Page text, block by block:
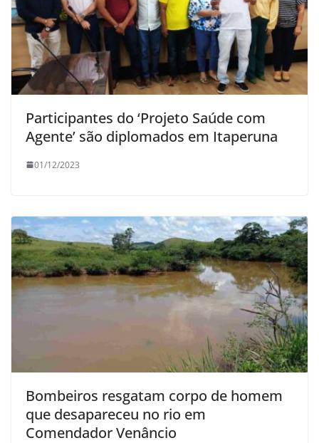
Participantes do ‘Projeto Saúde com
Agente’ são diplomados em Itaperuna
01/12/2023
Bombeiros resgatam corpo de homem
que desapareceu no rio em
Comendador Venâncio